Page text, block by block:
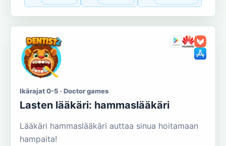
Ikärajat 0-5 · Doctor games
Lasten lääkäri: hammaslääkäri
Lääkäri hammaslääkäri auttaa sinua hoitamaan
hampaita!